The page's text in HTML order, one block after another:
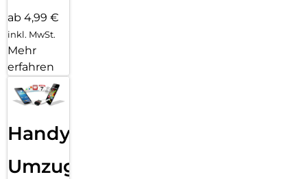
ab 4,99 €
inkl. MwSt.
Mehr
erfahren
Handy
Umzug